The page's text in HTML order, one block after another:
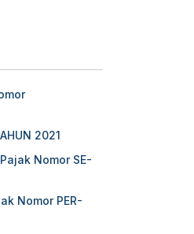
2021
Nomor SE-
Nomor PER-